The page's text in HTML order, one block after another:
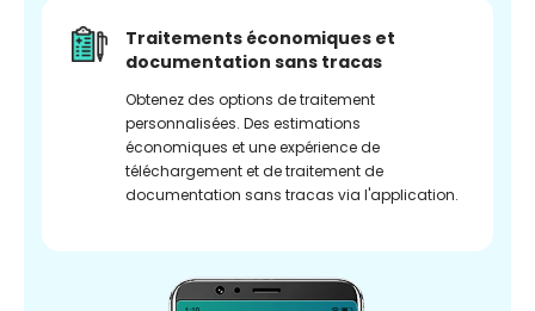
Traitements économiques et
documentation sans tracas
Obtenez des options de traitement
personnalisées. Des estimations
économiques et une expérience de
téléchargement et de traitement de
documentation sans tracas via l'application.